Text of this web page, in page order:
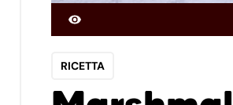
RICETTA